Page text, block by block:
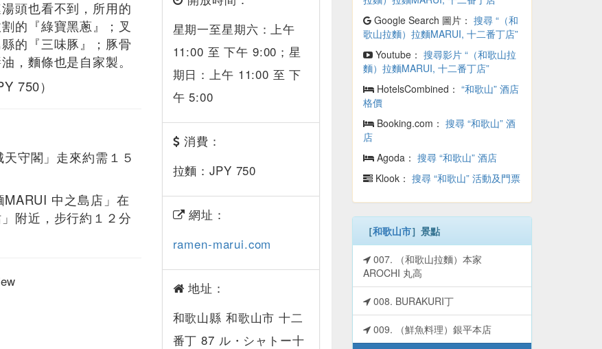
頭也看不到，所用的
的『綠寶黑蔥』；叉
的『三味豚』；豚骨
，麵條也是自家製。
750）
守閣」走來約需１５
中之島店」在
」附近，步行約１２分
星期一至星期六：上午
11:00 至 下午 9:00；星
期日：上午 11:00 至 下
午 5:00
消費：
拉麵：JPY 750
網址：
ramen-marui.com
地址：
和歌山縣 和歌山市 十二
番丁 87 ル・シャトー十
Google Search 圖片： 搜尋 “（和
歌山拉麵）拉麵MARUI, 十二番丁店”
Youtube： 搜尋影片 “（和歌山拉
麵）拉麵MARUI, 十二番丁店”
HotelsCombined： “和歌山” 酒店
格價
Booking.com： 搜尋 “和歌山” 酒
店
Agoda： 搜尋 “和歌山” 酒店
Klook： 搜尋 “和歌山” 活動及門票
［和歌山市］景點
007. （和歌山拉麵）本家
AROCHI 丸高
008. BURAKURI丁
009. （鮮魚料理）銀平本店